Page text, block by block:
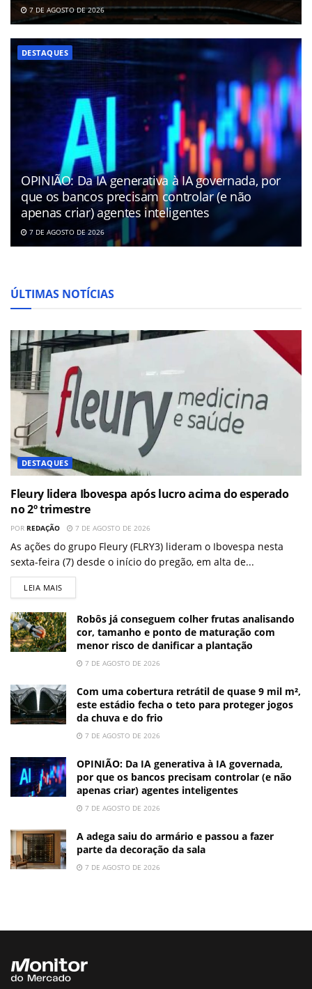
7 DE AGOSTO DE 2026
DESTAQUES
OPINIÃO: Da IA generativa à IA governada, por
que os bancos precisam controlar (e não
apenas criar) agentes inteligentes
7 DE AGOSTO DE 2026
ÚLTIMAS NOTÍCIAS
DESTAQUES
Fleury lidera Ibovespa após lucro acima do esperado
no 2º trimestre
POR REDAÇÃO 7 DE AGOSTO DE 2026
As ações do grupo Fleury (FLRY3) lideram o Ibovespa nesta
sexta-feira (7) desde o início do pregão, em alta de...
LEIA MAIS
Robôs já conseguem colher frutas analisando
cor, tamanho e ponto de maturação com
menor risco de danificar a plantação
7 DE AGOSTO DE 2026
Com uma cobertura retrátil de quase 9 mil m²,
este estádio fecha o teto para proteger jogos
da chuva e do frio
7 DE AGOSTO DE 2026
OPINIÃO: Da IA generativa à IA governada,
por que os bancos precisam controlar (e não
apenas criar) agentes inteligentes
7 DE AGOSTO DE 2026
A adega saiu do armário e passou a fazer
parte da decoração da sala
7 DE AGOSTO DE 2026